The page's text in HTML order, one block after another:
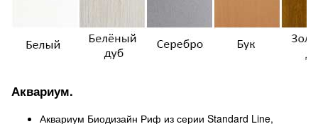
Аквариум.
Аквариум Биодизайн Риф из серии Standard Line,